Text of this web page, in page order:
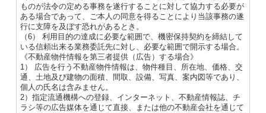
ものが法令の定める事務を遂行することに対して協力する必要が
ある場合であって、ご本人の同意を得ることにより当該事務の遂
行に支障を及ぼす恐れがあるとき。
（6） 利用目的の達成に必要な範囲で、機密保持契約を締結して
いる信頼出来る業務委託先に対し、必要な範囲で開示する場合。
《不動産物件情報を第三者提供（広告）する場合》
1） 広告を行う不動産物件情報は、物件種目、所在地、価格、交
通、土地及び建物の面積、間取、設備、写真、案内図等であり、
個人の氏名は含みません。
2）指定流通機構への登録、インターネット、不動産情報誌、チ
ラシ等の広告媒体を通じて直接、または他の不動産会社を通じて